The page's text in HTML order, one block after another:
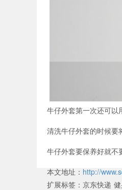
牛仔外套第一次还可以
清洗牛仔外套的时候要
牛仔外套要保养好就不
本文地址： http://
扩展标签： 京东快递